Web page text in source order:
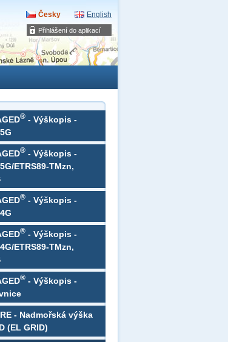
Přihlášení do aplikací
Česky English
® - Výškopis -
® - Výškopis -
ETRS89-TMzn,
® - Výškopis -
® - Výškopis -
ETRS89-TMzn,
® - Výškopis -
- Nadmořská výška
(EL GRID)